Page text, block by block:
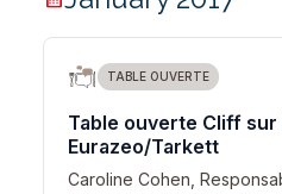
TABLE OUVERTE
Table ouverte Cliff
Eurazeo/Tarkett
Caroline Cohen,